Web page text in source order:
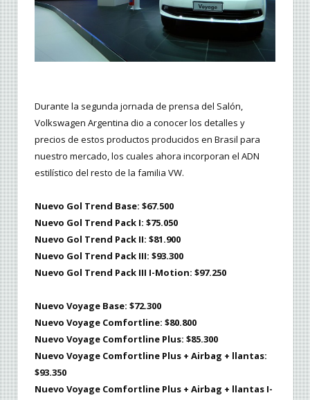
Durante la segunda jornada de prensa del Salón,
Volkswagen Argentina dio a conocer los detalles y
precios de estos productos producidos en Brasil para
nuestro mercado, los cuales ahora incorporan el ADN
estilístico del resto de la familia VW.
Nuevo Gol Trend Base: $67.500
Nuevo Gol Trend Pack I: $75.050
Nuevo Gol Trend Pack II: $81.900
Nuevo Gol Trend Pack III: $93.300
Nuevo Gol Trend Pack III I-Motion: $97.250
Nuevo Voyage Base: $72.300
Nuevo Voyage Comfortline: $80.800
Nuevo Voyage Comfortline Plus: $85.300
Nuevo Voyage Comfortline Plus + Airbag + llantas:
$93.350
Nuevo Voyage Comfortline Plus + Airbag + llantas I-